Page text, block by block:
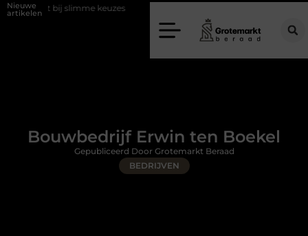
Nieuwe
artikelen
keuzes Waarom kiezen voor een rijschool in Utrecht?
Bouwbedrijf Erwin ten Boekel
BEDRIJVEN
Gepubliceerd Door Grotemarkt Beraad